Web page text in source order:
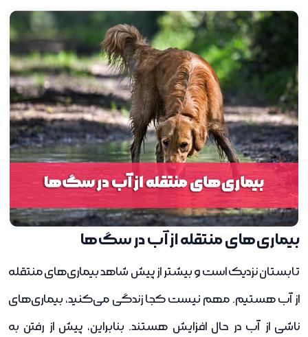
بیماری‌های منتقله از آب در سگ‌ها
تابستان نزدیک است و بیشتر از پیش شاهد بیماری‌های منتقله
از آب هستیم. مهم نیست کجا زندگی می‌کنید، بیماری‌های
ناشی از آب در حال افزایش هستند. بنابراین، پیش از رفتن به